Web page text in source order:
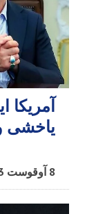
آمریکا
یاخشی
8 آوقوست 21:33